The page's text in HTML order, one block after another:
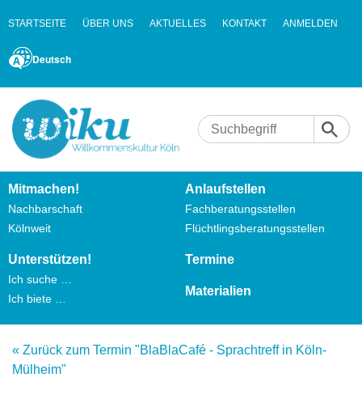
STARTSEITE ÜBER UNS AKTUELLES KONTAKT ANMELDEN
Deutsch
Mitmachen!
Nachbarschaft
Kölnweit
Anlaufstellen
Fachberatungsstellen
Flüchtlingsberatungsstellen
Unterstützen!
Ich suche …
Ich biete …
Termine
Materialien
« Zurück zum Termin "BlaBlaCafé - Sprachtreff in Köln-
Mülheim"